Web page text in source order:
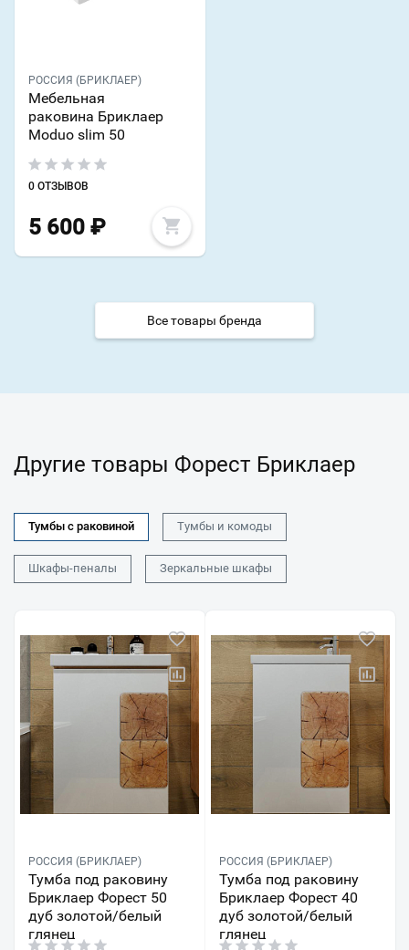
РОССИЯ (БРИКЛАЕР)
Мебельная
раковина Бриклаер
Moduo slim 50
0 ОТЗЫВОВ
5 600 ₽
Все товары бренда
Другие товары Форест Бриклаер
Тумбы с раковиной Тумбы и комоды
Шкафы-пеналы Зеркальные шкафы
РОССИЯ (БРИКЛАЕР)
Тумба под раковину
Бриклаер Форест 50
дуб золотой/белый
глянец
РОССИЯ (БРИКЛАЕР)
Тумба под раковину
Бриклаер Форест 40
дуб золотой/белый
глянец